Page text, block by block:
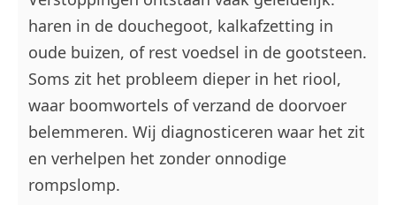
haren in de douchegoot, kalkafzetting in
oude buizen, of rest voedsel in de gootsteen.
Soms zit het probleem dieper in het riool,
waar boomwortels of verzand de doorvoer
belemmeren. Wij diagnosticeren waar het zit
en verhelpen het zonder onnodige
rompslomp.